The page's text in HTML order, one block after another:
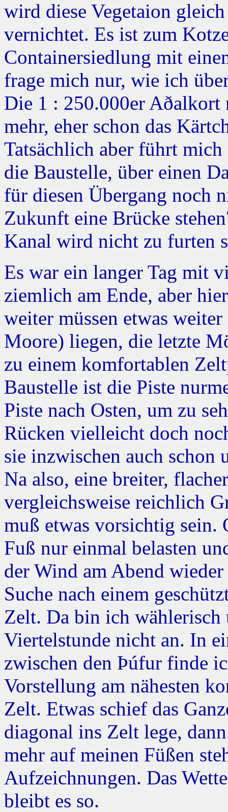
wird diese Vegetaion
vernichtet. Es ist zum
Containersiedlung mit
frage mich nur, wie ich
Die 1 : 250.000er
mehr, eher schon das
Tatsächlich aber führt
die Baustelle, über einen
für diesen Übergang noch
Zukunft eine Brücke
Kanal wird nicht zu furten
Es war ein langer Tag mit
ziemlich am Ende, aber
weiter müssen etwas
Moore) liegen, die letzte
zu einem komfortablen
Baustelle ist die Piste
Piste nach Osten, um zu
Rücken vielleicht doch
sie inzwischen auch schon
Na also, eine breiter,
vergleichsweise reichlich
muß etwas vorsichtig sein.
Fuß nur einmal belasten
der Wind am Abend
Suche nach einem
Zelt. Da bin ich wählerisch
Viertelstunde nicht an. In
zwischen den Þúfur finde
Vorstellung am nähesten
Zelt. Etwas schief das
diagonal ins Zelt lege,
mehr auf meinen Füßen
Aufzeichnungen. Das
bleibt es so.